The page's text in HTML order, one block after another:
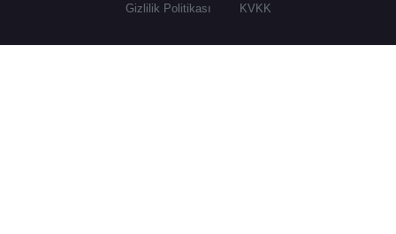
Gizlilik Politikası KVKK